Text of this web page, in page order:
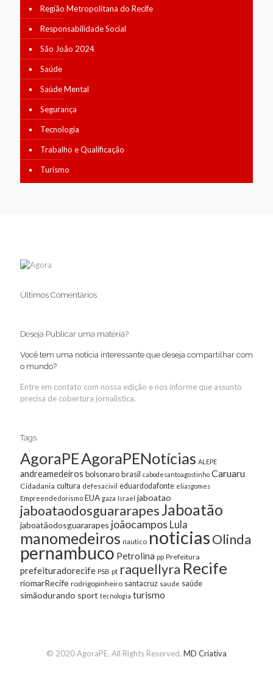
Região Metropolitana do Recife
Responsabilidade Social
São João 2024
Saúde
Saúde Mental
Segurança
Tecnologia
Trabalho e Qualificação
Turismo
Últimos Comentários
Deseja Publicar uma matéria?
Você tem uma notícia interessante que deseja compartilhar com
o mundo?
Entre em contato com nossa edição e nos informe que assunto
precisa de cobertura jornalística.
Tags
AgoraPEAgoraPENotícias ALEPE
andreamedeiros bolsonarobrasil cabodesantoagostinho Caruaru
Cidadania cultura defesacivil eduardodafonte eliasgomes
Empreendedorismo EUA gaza Israel jaboatao
jaboataodosguararapesJaboatão
jaboatãodosguararapes joãocampos Lula
manomedeiros nautico noticiasOlinda
pernambuco Petrolina pp Prefeitura
prefeituradorecife PSB pt raquellyra Recife
riomarRecife rodrigopinheiro santacruz saude saúde
simãodurando sport tecnologia turismo
© 2020 AgoraPE. All Rights Reserved. MD Criativa